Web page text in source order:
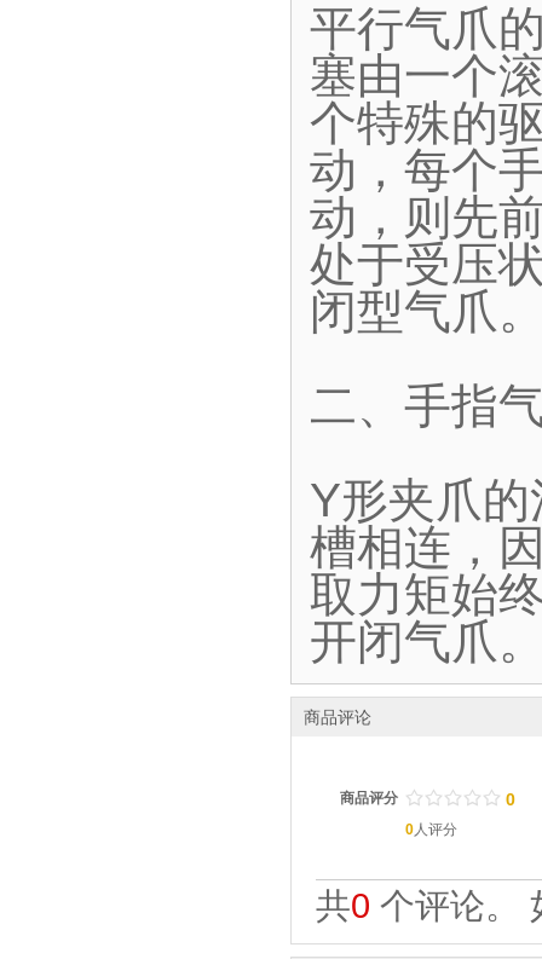
平行气爪
塞由一个
个特殊的
动，每个
动，则先
处于受压
闭型气爪
二、手指
Y形夹爪
槽相连，
取力矩始
开闭气爪
商品评论
商品评分 / / / / /
. . . . . 0
0人评分
共0 个评论。